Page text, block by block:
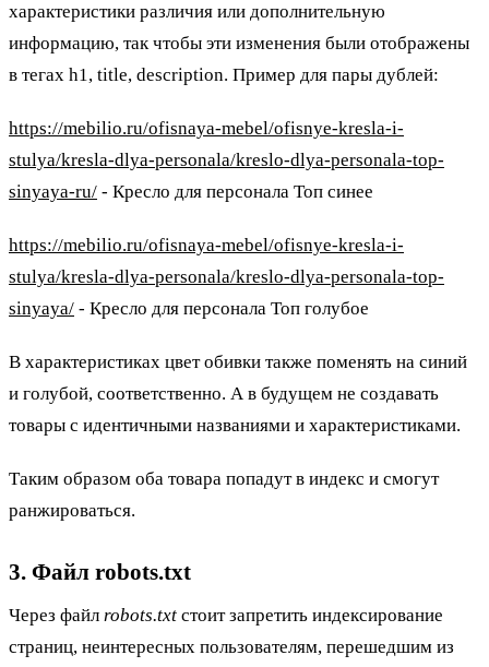
характеристики различия или дополнительную
информацию, так чтобы эти изменения были отображены
в тегах h1, title, description. Пример для пары дублей:
https://mebilio.ru/ofisnaya-mebel/ofisnye-kresla-i-
stulya/kresla-dlya-personala/kreslo-dlya-personala-top-
sinyaya-ru/ - Кресло для персонала Топ синее
https://mebilio.ru/ofisnaya-mebel/ofisnye-kresla-i-
stulya/kresla-dlya-personala/kreslo-dlya-personala-top-
sinyaya/ - Кресло для персонала Топ голубое
В характеристиках цвет обивки также поменять на синий
и голубой, соответственно. А в будущем не создавать
товары с идентичными названиями и характеристиками.
Таким образом оба товара попадут в индекс и смогут
ранжироваться.
3. Файл robots.txt
Через файл robots.txt стоит запретить индексирование
страниц, неинтересных пользователям, перешедшим из